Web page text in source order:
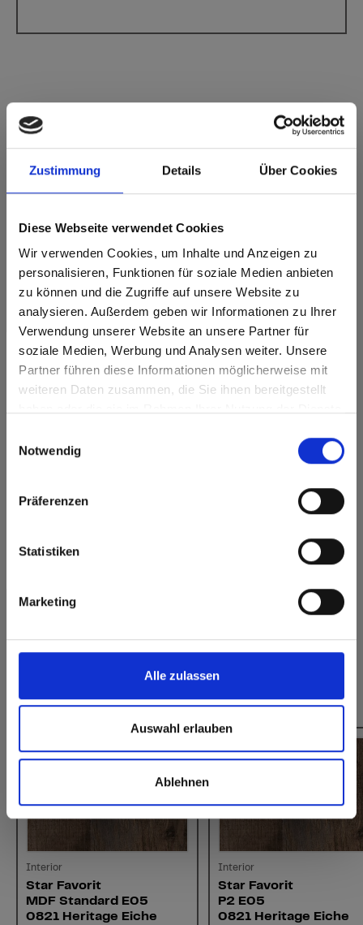
Zustimmung Details Über Cookies
Diese Webseite verwendet Cookies
Wir verwenden Cookies, um Inhalte und Anzeigen zu
personalisieren, Funktionen für soziale Medien anbieten
zu können und die Zugriffe auf unsere Website zu
analysieren. Außerdem geben wir Informationen zu Ihrer
Verwendung unserer Website an unsere Partner für
soziale Medien, Werbung und Analysen weiter. Unsere
Partner führen diese Informationen möglicherweise mit
weiteren Daten zusammen, die Sie ihnen bereitgestellt
Notwendig
Präferenzen
Statistiken
Marketing
Alle zulassen
Auswahl erlauben
Ablehnen
sr.modal is not closeable
Are you based in the Vereinigte
Staaten?
rest of the world!
Heritage Eiche Schoko IM Immago
Produktmerkmale
Leicht zu reinigen Schlagzäh
Kratzfest Lösungsmittelbeständig
Oberflächenmerkmale
Langlebig
Dauerhaft
geschlossene
einfach zu verkleben
Das könnte Sie auch interessieren
Interior
Star Favorit
MDF Standard E05
0821 Heritage Eiche
Interior
Star Favorit
P2 E05
0821 Heritage Eiche